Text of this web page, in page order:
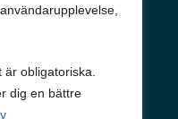
obligatoriska.
dig en bättre
Skara